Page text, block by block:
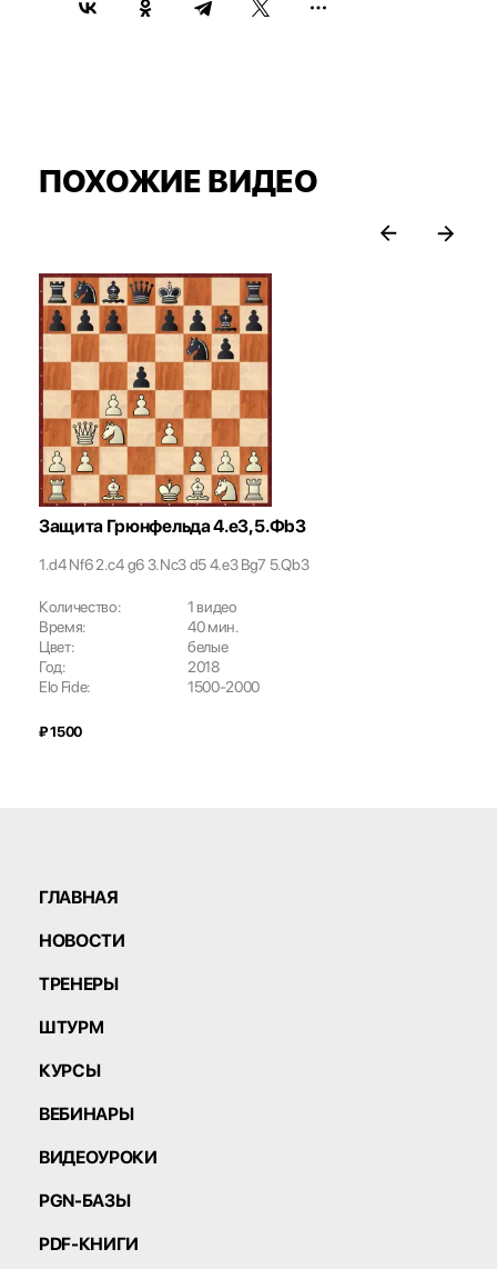
ПОХОЖИЕ ВИДЕО
Защита Грюнфельда 4.е3, 5.Фb3
1.d4 Nf6 2.c4 g6 3.Nc3 d5 4.e3 Bg7 5.Qb3
Количество:
1 видео
Время:
40 мин.
Цвет:
белые
Год:
2018
Elo Fide:
1500-2000
₽ 1500
ГЛАВНАЯ
НОВОСТИ
ТРЕНЕРЫ
ШТУРМ
КУРСЫ
ВЕБИНАРЫ
ВИДЕОУРОКИ
PGN-БАЗЫ
PDF-КНИГИ